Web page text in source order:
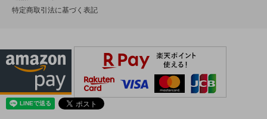
特定商取引法に基づく表記